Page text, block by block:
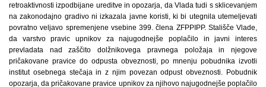
retroaktivnosti izpodbijane ureditve in opozarja, da Vlada tudi s sklicevanjem
na zakonodajno gradivo ni izkazala javne koristi, ki bi utegnila utemeljevati
povratno veljavo spremenjene vsebine 399. člena ZFPPIPP. Stališče Vlade,
da varstvo pravic upnikov za najugodnejše poplačilo in javni interes
prevladata nad zaščito dolžnikovega pravnega položaja in njegove
pričakovane pravice do odpusta obveznosti, po mnenju pobudnika izvotli
institut osebnega stečaja in z njim povezan odpust obveznosti. Pobudnik
opozarja, da pričakovane pravice upnikov za njihovo najugodnejše poplačilo